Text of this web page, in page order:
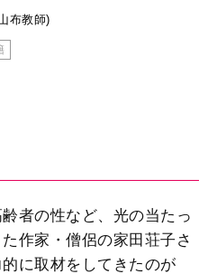
布教師)
者の性など、光の当たっ
作家・僧侶の家田荘子さ
に取材をしてきたのが